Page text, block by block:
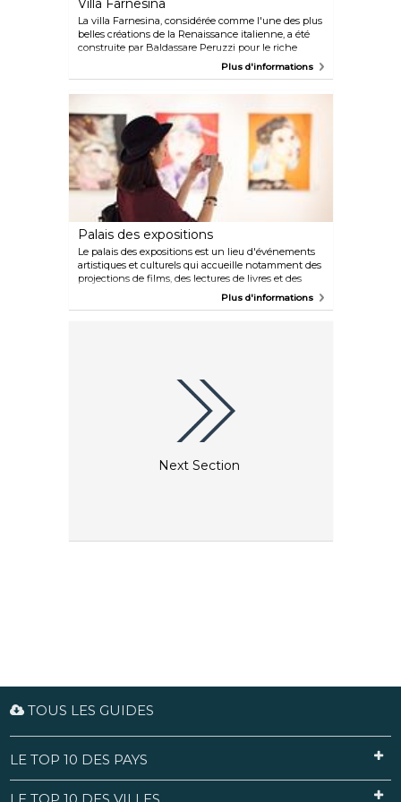
Villa Farnesina
La villa Farnesina, considérée comme l'une des plus
belles créations de la Renaissance italienne, a été
construite par Baldassare Peruzzi pour le riche
banquier siennois Agostino Chigi, surnommé le
« magnifique ». Il a vécu la riche vie d'un marchand
l'accompagnant à de somptueux banquets.
L'intérieur est richement décoré de fresques de
grands maîtres tels que Raphaël, Sebastiano del
Piombo, Giovanni Antonio Bazzi, dit Sodoma, et
Peruzzi lui-même.
Plus d'informations
Palais des expositions
Le palais des expositions est un lieu d'événements
artistiques et culturels qui accueille notamment des
projections de films, des lectures de livres et des
expositions d'art moderne, ainsi que desPlus d'informations
Next Section
TOUS LES GUIDES
LE TOP 10 DES PAYS